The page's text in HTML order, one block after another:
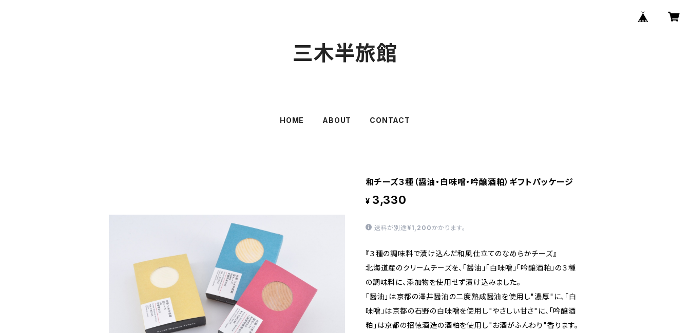
三木半旅館
HOME ABOUT CONTACT
和チーズ３種（醤油・白味噌・吟醸酒粕）ギフトパッケージ
¥ 3,330
送料が別途 ¥1,200 かかります。
『３種の調味料で漬け込んだ和風仕立てのなめらかチーズ』
北海道産のクリームチーズを、「醤油」「白味噌」「吟醸酒粕」の３種
の調味料に、添加物を使用せず漬け込みました。
「醤油」は京都の澤井醤油の二度熟成醤油を使用し"濃厚"に、「白
味噌」は京都の石野の白味噌を使用し"やさしい甘さ"に、「吟醸酒
粕」は京都の招徳酒造の酒粕を使用し"お酒がふんわり"香ります。